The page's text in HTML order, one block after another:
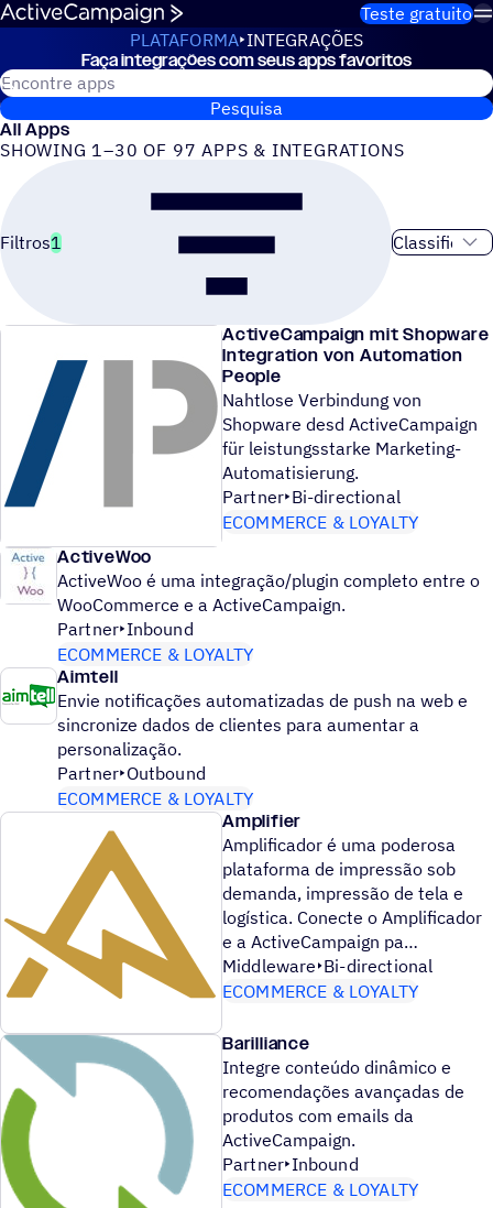
Pular para o conteúdo
Teste gratuito
PLATAFORMA INTEGRAÇÕES
IntegraçõesFaça integrações com seus apps favoritos
Pesquisar apps da ActiveCampaign
Pesquisa
All Apps
SHOWING 1–30 OF 97 APPS & INTEGRATIONS
Filtros1 Ordem de
ActiveCampaign mit Shopware
Integration von Automation
People
Nahtlose Verbindung von
Shopware desd ActiveCampaign
für leistungsstarke Marketing-
Automatisierung.
Partner Bi-directional
ECOMMERCE & LOYALTY
ActiveWoo
ActiveWoo é uma integração/plugin completo entre o
WooCommerce e a ActiveCampaign.
Partner Inbound
ECOMMERCE & LOYALTY
Aimtell
Envie notificações automatizadas de push na web e
sincronize dados de clientes para aumentar a
personalização.
Partner Outbound
ECOMMERCE & LOYALTY
Amplifier
Amplificador é uma poderosa
plataforma de impressão sob
demanda, impressão de tela e
logística. Conecte o Amplificador
e a ActiveCampaign pa
Middleware Bi-directional
ECOMMERCE & LOYALTY
Barilliance
Integre conteúdo dinâmico e
recomendações avançadas de
produtos com emails da
ActiveCampaign.
Partner Inbound
ECOMMERCE & LOYALTY